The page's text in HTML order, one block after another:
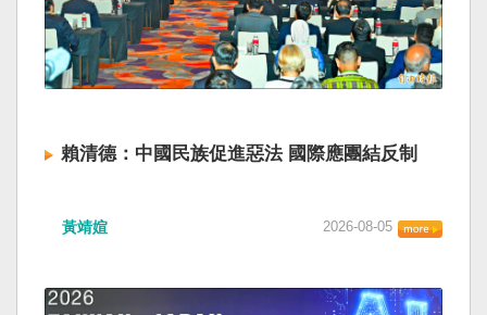
賴清德：中國民族促進惡法 國際應團結反制
黃靖媗 2026-08-05